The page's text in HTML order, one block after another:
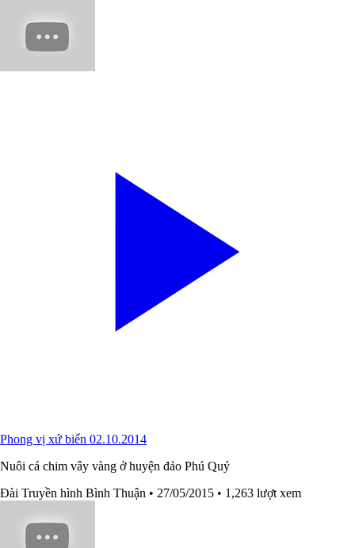
Phong vị xứ biển 02.10.2014
Nuôi cá chim vây vàng ở huyện đảo Phú Quý
Đài Truyền hình Bình Thuận • 27/05/2015 • 1,263 lượt xem